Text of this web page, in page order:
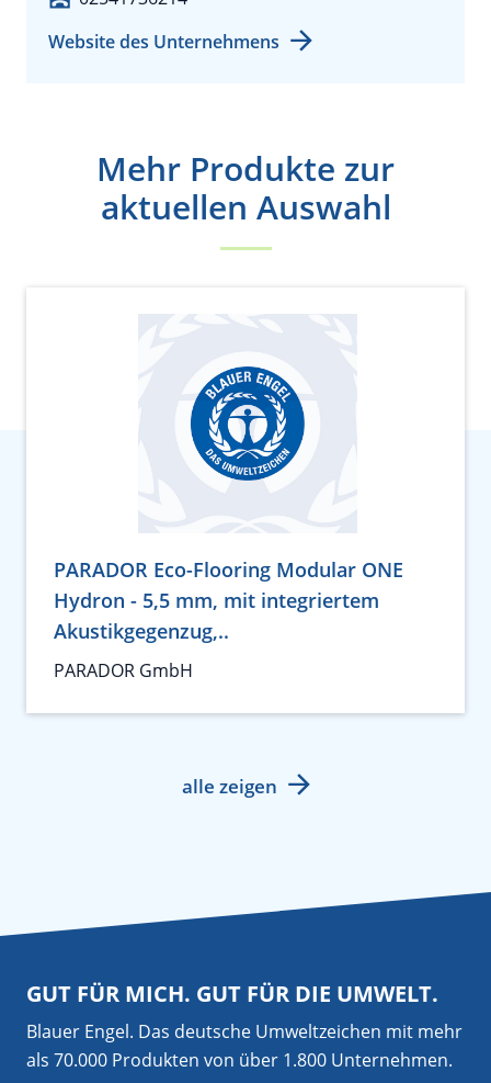
Website des Unternehmens
Mehr Produkte zur
aktuellen Auswahl
PARADOR Eco-Flooring Modular ONE
Hydron - 5,5 mm, mit integriertem
Akustikgegenzug,..
PARADOR GmbH
alle zeigen
GUT FÜR MICH. GUT FÜR DIE UMWELT.
Blauer Engel. Das deutsche Umweltzeichen mit mehr
als 70.000 Produkten von über 1.800 Unternehmen.